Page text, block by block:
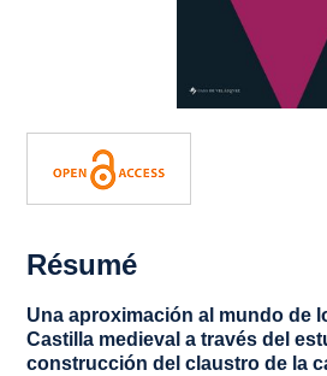
Résumé
Una aproximación al mundo de
Castilla medieval a través del
construcción del claustro de la